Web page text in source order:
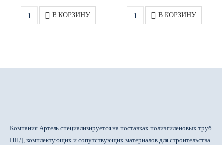
В КОРЗИНУ В КОРЗИНУ
Компания Артель специализируется на поставках полиэтиленовых труб
ПНД, комплектующих и сопутствующих материалов для строительства